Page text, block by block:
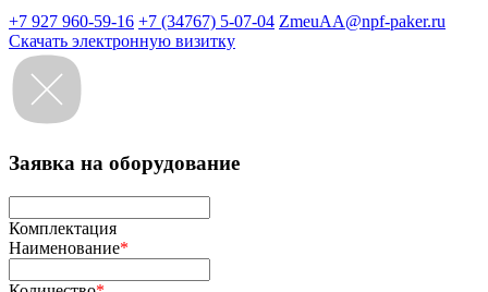
+7 927 960-59-16 +7 (34767) 5-07-04 ZmeuAA@npf-paker.ru
Скачать электронную визитку
Заявка на оборудование
Комплектация
Наименование*